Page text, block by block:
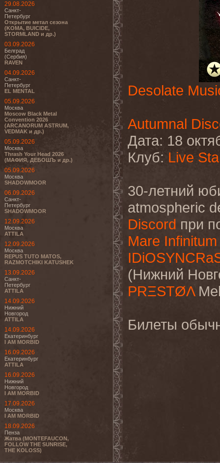
29.08.2026
Санкт-
Петербург
Открытие метал сезона
(KOMA, BUICIDE,
STORMLAND и др.)
03.09.2026
Белград
(Сербия)
RAVEN
04.09.2026
Санкт-
Петербург
EL MENTAL
05.09.2026
Москва
Moscow Black Metal
Convention 2026
(ARCANORUM ASTRUM,
VEDMAK и др.)
05.09.2026
Москва
Thrash Your Head 2026
(МАФИЯ, ДЕБОШЪ и др.)
05.09.2026
Москва
SHADOWMOOR
06.09.2026
Санкт-
Петербург
SHADOWMOOR
12.09.2026
Москва
ATTILA
12.09.2026
Москва
REPUS TUTO MATOS,
RAZMOTCHIKI KATUSHEK
13.09.2026
Санкт-
Петербург
ATTILA
14.09.2026
Нижний
Новгород
ATTILA
14.09.2026
Екатеринбург
I AM MORBID
16.09.2026
Екатеринбург
ATTILA
16.09.2026
Нижний
Новгород
I AM MORBID
17.09.2026
Москва
I AM MORBID
18.09.2026
Пенза
Жатва (MONTEFAUCON,
FOLLOW THE SUNRISE,
THE KOLOSS)
Desolate
Autumnal
Дата: 18
Клуб: Live
30-летний
atmospheric
Discord при
Mare Infinitum
(Нижний
PRΞSTØΛ
Билеты